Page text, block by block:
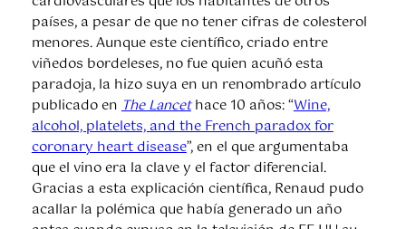
países, a pesar de que no tener cifras de colesterol
menores. Aunque este científico, criado entre
viñedos bordeleses, no fue quien acuñó esta
paradoja, la hizo suya en un renombrado artículo
publicado enThe Lancethace 10 años: “Wine,
alcohol, platelets, and the French paradox for
coronary heart disease”, en el que argumentaba
que el vino era la clave y el factor diferencial.
Gracias a esta explicación científica, Renaud pudo
acallar la polémica que había generado un año